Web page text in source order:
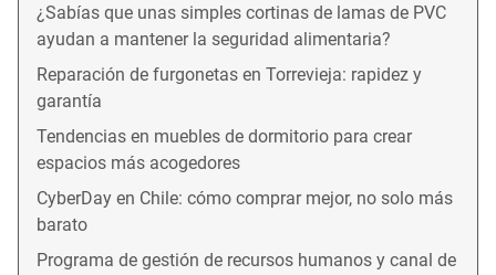
¿Sabías que unas simples cortinas de lamas de PVC
ayudan a mantener la seguridad alimentaria?
Reparación de furgonetas en Torrevieja: rapidez y
garantía
Tendencias en muebles de dormitorio para crear
espacios más acogedores
CyberDay en Chile: cómo comprar mejor, no solo más
barato
Programa de gestión de recursos humanos y canal de